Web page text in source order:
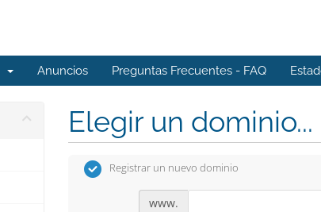
Anuncios Preguntas Frecuentes - FAQ
Elegir un dominio...
Registrar un nuevo dominio
www.